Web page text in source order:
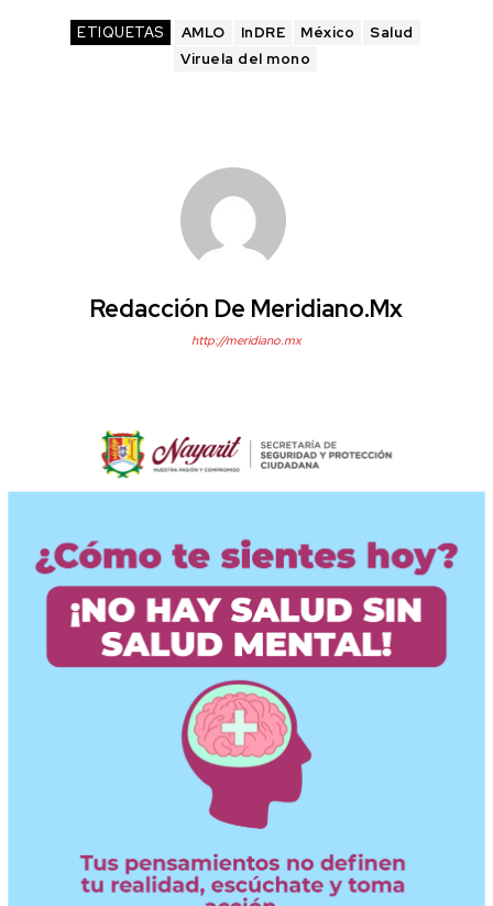
ETIQUETAS AMLO InDRE México
Salud
Viruela del mono
Redacción De Meridiano.mx
http://meridiano.mx